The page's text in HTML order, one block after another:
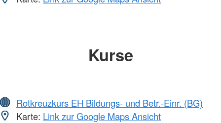
Kurse
Rotkreuzkurs EH Bildungs- und Betr.-Einr. (BG)
Karte: Link zur Google Maps Ansicht